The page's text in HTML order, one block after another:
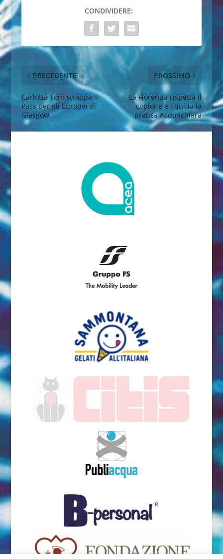
CONDIVIDERE:
PRECEDENTE
Carlotta Toni strappa il
Pass per gli Europei di
Glasgow
PROSSIMO
La Florentia rispetta il
copione e liquida la
pratica Acquachiara